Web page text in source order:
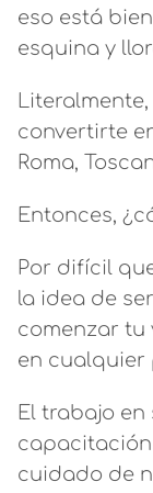
eso está
esquina y
convertirte
Roma,
Entonces,
Por difícil
la idea de
comenzar tu
en cualquier
El trabajo
cuidado de